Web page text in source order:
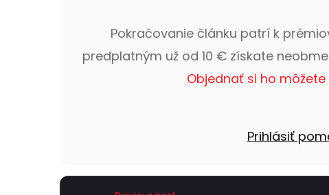
Pokračovanie článku patrí k
predplatným už od 10 € získate
Objednať si ho môžete
Prihlásiť